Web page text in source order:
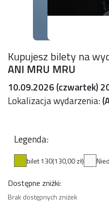
Kupujesz bilety na
ANI MRU MRU
10.09.2026 (czwartek)
Lokalizacja wydarzenia:
Legenda:
bilet 130(130,00 zł)
Dostępne zniżki:
Brak dostępnych zniżek